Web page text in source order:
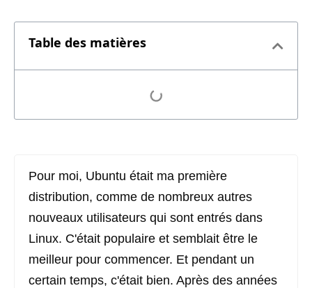
Table des matières
Pour moi, Ubuntu était ma première
distribution, comme de nombreux autres
nouveaux utilisateurs qui sont entrés dans
Linux. C'était populaire et semblait être le
meilleur pour commencer. Et pendant un
certain temps, c'était bien. Après des années